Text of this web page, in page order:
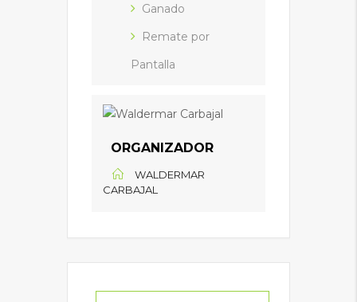
Ganado
Remate por
Pantalla
ORGANIZADOR
WALDERMAR
CARBAJAL